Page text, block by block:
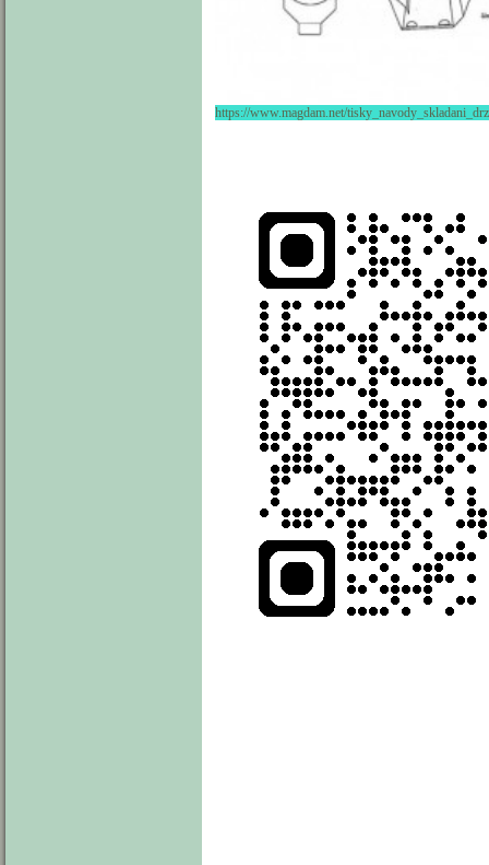
https://www.magdam.net/